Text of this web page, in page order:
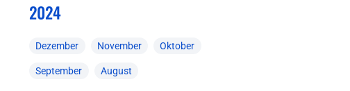
2024
Dezember November Oktober
September August